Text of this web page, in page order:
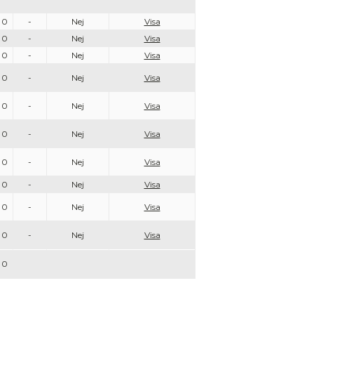
0
0 - Nej
Visa
0 - Nej
Visa
0 - Nej
Visa
0 - Nej Visa
0 - Nej Visa
0 - Nej Visa
0 - Nej Visa
0 - Nej
Visa
0 - Nej Visa
0 - Nej Visa